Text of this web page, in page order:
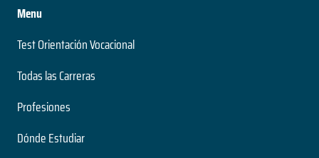
Menu
Test Orientación Vocacional
Todas las Carreras
Profesiones
Dónde Estudiar